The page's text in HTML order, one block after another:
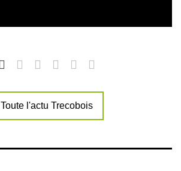
Toute l'actu Trecobois